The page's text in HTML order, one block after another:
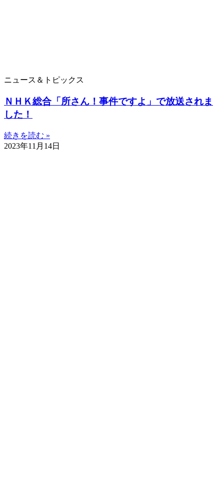
ニュース＆トピックス
ＮＨＫ総合「所さん！事件ですよ」で放送されま
した！
続きを読む »
2023年11月14日